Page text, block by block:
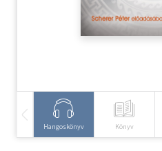
Szótár, nyelvkönyv
Természettudomány
Történelem
Hangoskönyv Könyv